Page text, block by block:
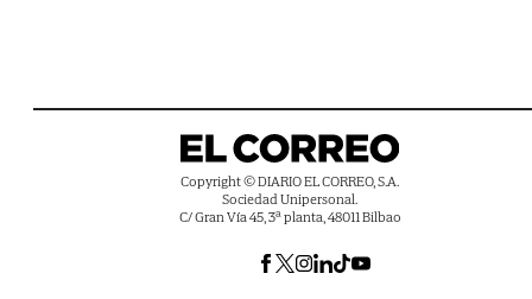
Copyright © DIARIO EL CORREO, S.A.
Sociedad Unipersonal.
C/ Gran Vía 45, 3ª planta, 48011 Bilbao